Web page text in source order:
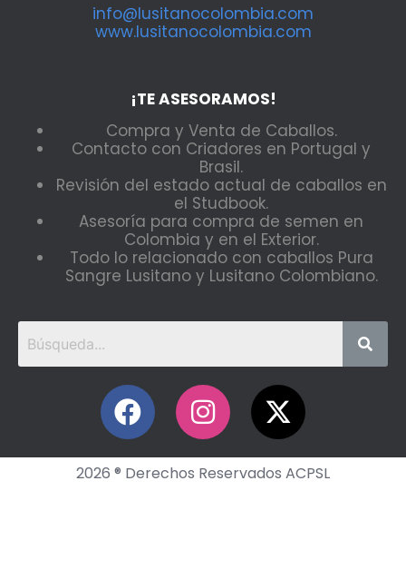
info@lusitanocolombia.com
www.lusitanocolombia.com
¡TE ASESORAMOS!
Compra y Venta de Caballos.
Contacto con Criadores en Portugal y
Brasil.
Revisión del estado actual de caballos en
el Studbook.
Asesoría para compra de semen en
Colombia y en el Exterior.
Todo lo relacionado con caballos Pura
Sangre Lusitano y Lusitano Colombiano.
2026 ® Derechos Reservados ACPSL